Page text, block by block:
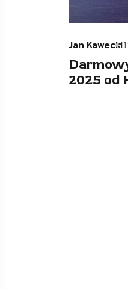
Jan Kawecki
2025 od